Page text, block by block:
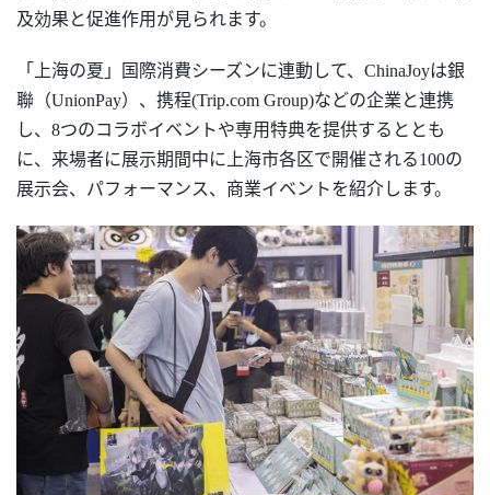
及効果と促進作用が見られます。
「上海の夏」国際消費シーズンに連動して、 ChinaJoyは銀
聯（UnionPay）、携程(Trip.com Group)などの企業と連携
し、8つのコラボイベントや専用特典を提供するととも
に、来場者に展示期間中に上海市各区で開催される100の
展示会、パフォーマンス、商業イベントを紹介します。